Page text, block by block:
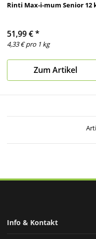
Rinti Max-i-mum Senior 12
51,99 €*
4,33 € pro 1 kg
Zum Artikel
Info & Kontakt